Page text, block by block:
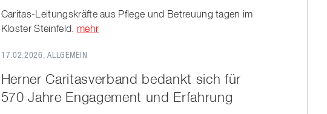
Caritas-Leitungskräfte aus Pflege und Betreuung tagen im
Kloster Steinfeld. mehr
17.02.2026 , ALLGEMEIN
Herner Caritasverband bedankt sich für
570 Jahre Engagement und Erfahrung